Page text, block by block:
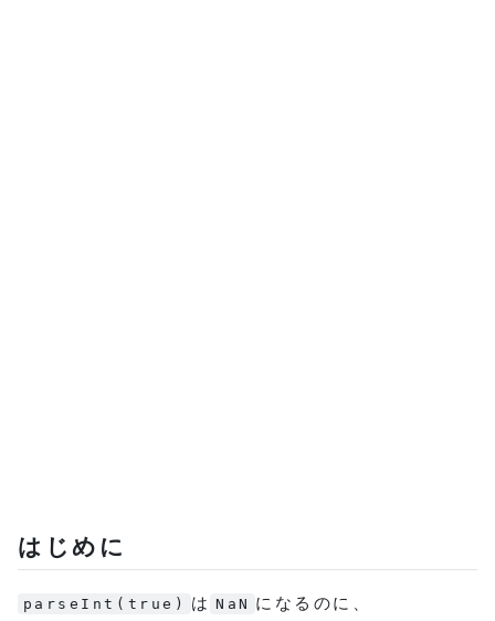
はじめに
parseInt(true) は NaN になるのに、